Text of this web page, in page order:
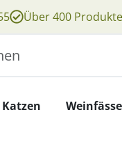
Über 400 Produkte